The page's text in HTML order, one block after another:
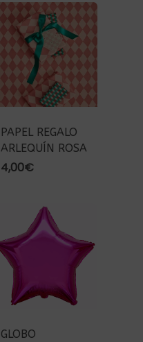
PAPEL REGALO
ARLEQUÍN ROSA
4,00€
GLOBO